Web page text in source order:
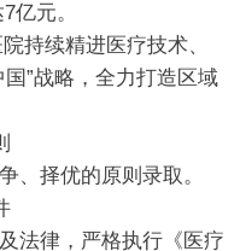
亿元。
持续精进医疗技术、
”战略，全力打造区域
、择优的原则录取。
法律，严格执行《医疗